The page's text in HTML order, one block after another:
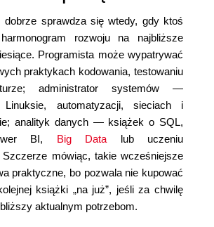
dobrze sprawdza się wtedy, gdy ktoś
rozwoju na najbliższe
Programista może wypatrywać
praktykach kodowania, testowaniu
administrator systemów —
Linuksie, automatyzacji, sieciach i
analityk danych — książek o SQL,
BI, Big Data lub uczeniu
mówiąc, takie wcześniejsze
praktyczne, bo pozwala nie kupować
książki „na już”, jeśli za chwilę
bliższy aktualnym potrzebom.